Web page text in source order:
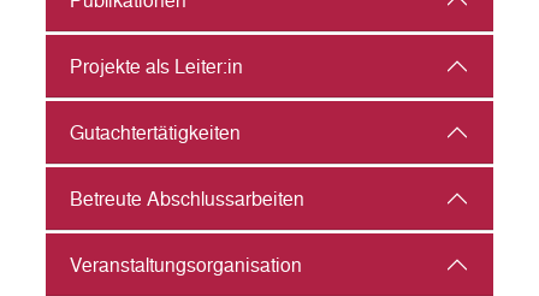
Projekte als Leiter:in
Gutachter­tätigkeiten
Betreute Abschlussarbeiten
Veranstaltungs­organisation